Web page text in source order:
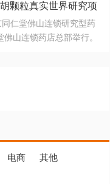
工商对接、终端运营
、多肽与小核酸的技
打破壁垒，让“实验
话，更让监管、产业、资
颗粒真实世界研究项
仁堂佛山连锁研究型药
山连锁药店总部举行。
电商
其他